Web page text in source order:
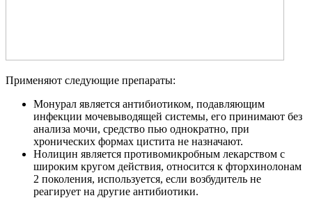
Применяют следующие препараты:
Монурал является антибиотиком, подавляющим
инфекции мочевыводящей системы, его принимают без
анализа мочи, средство пью однократно, при
хронических формах цистита не назначают.
Нолицин является противомикробным лекарством с
широким кругом действия, относится к фторхинолонам
2 поколения, используется, если возбудитель не
реагирует на другие антибиотики.